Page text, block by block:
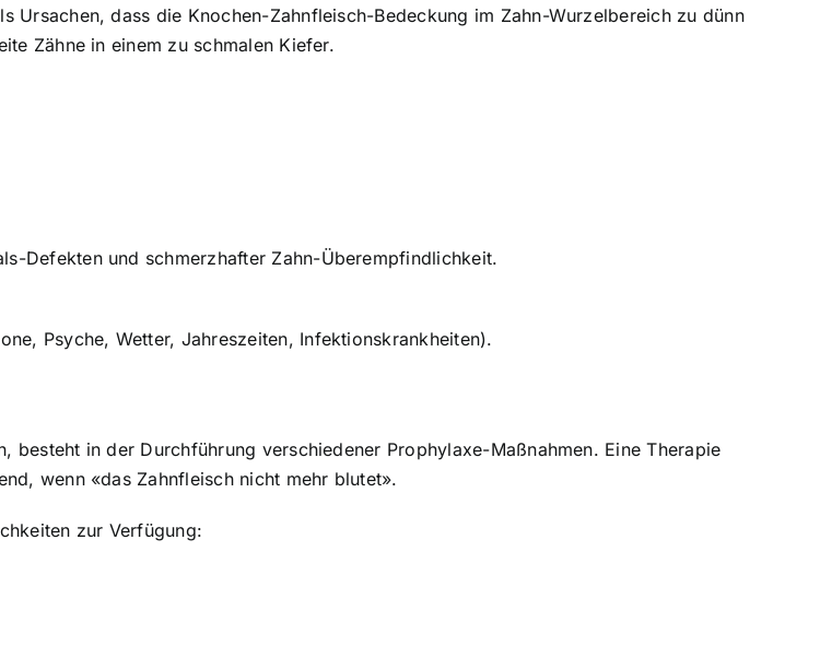
Ursachen, dass die Knochen-Zahnfleisch-Bedeckung im Zahn-Wurzelbereich zu dünn
Zähne in einem zu schmalen Kiefer.
Defekten und schmerzhafter Zahn-Überempfindlichkeit.
Psyche, Wetter, Jahreszeiten, Infektionskrankheiten).
besteht in der Durchführung verschiedener Prophylaxe-Maßnahmen. Eine Therapie
wenn «das Zahnfleisch nicht mehr blutet».
zur Verfügung: